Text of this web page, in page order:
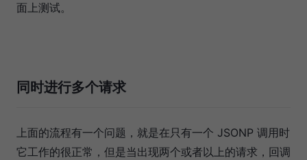
面上测试。
同时进行多个请求
上面的流程有一个问题，就是在只有一个 JSONP 调用时
它工作的很正常，但是当出现两个或者以上的请求，回调